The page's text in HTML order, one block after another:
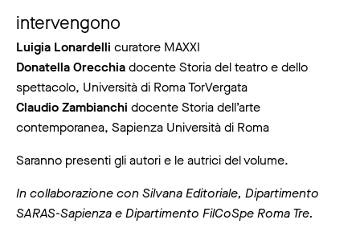
intervengono
Luigia Lonardelli curatore MAXXI
Donatella Orecchiadocente Storia del teatro e dello
spettacolo, Università di Roma TorVergata
Claudio Zambianchi docente Storia dell’arte
contemporanea, Sapienza Università di Roma
Saranno presenti gli autori e le autrici del volume.
In collaborazione con Silvana Editoriale, Dipartimento
SARAS-Sapienza e Dipartimento FilCoSpe Roma Tre.